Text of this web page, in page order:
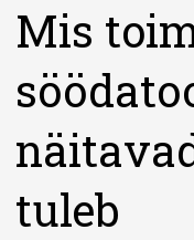
Mis
tuleb